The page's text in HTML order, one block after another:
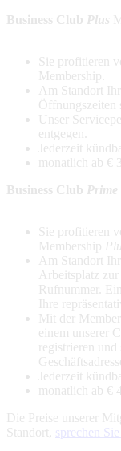
Business Club Plus
Sie profitieren
Membership.
Am Standort
Öffnungszeiten
Unser
entgegen
Jederzeit
monatlich ab €
Business Club Prime
Sie profitieren
Membership
Am Standort
Arbeitsplatz
Rufnummer.
Ihre
Mit der
einem unserer
registrieren
Jederzeit
monatlich ab €
Die Preise unserer
Standort, sprechen Sie